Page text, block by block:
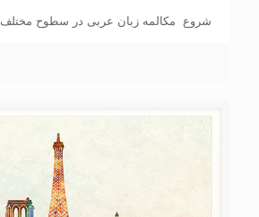
شروع مکالمه زبان عربی در سطوح مختلف